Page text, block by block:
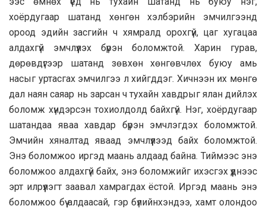
хоёрдугаар шатанд хөнгөн хэлбэрийн эмчилгээнд
ороод эдийн засгийн ч хямралд орохгүй, цаг хугацаа
алдахгүй эмчлүүлэх бүрэн боломжтой. Харин гурав,
дөрөвдүгээр шатанд зөвхөн хөнгөвчлөх буюу амь
насыг уртасгах эмчилгээ л хийгддэг. Хичнээн их мөнгө
дал наян саяар нь зарсан ч тухайн хавдрыг ялан дийлэх
боломж хүндэрсэн тохиолдолд байхгүй. Нэг, хоёрдугаар
шатандаа яваа хавдар бүрэн эмчлэгдэх боломжтой.
Эмчийн хяналтад яваад эмчлүүлээд байх боломжтой.
Энэ боломжоо иргэд маань алдаад байна. Тиймээс энэ
боломжоо алдахгүй байх, энэ боломжийг ихэсгэх үүднээс
эрт илрүүлэгт заавал хамрагдах ёстой. Иргэд маань энэ
боломжоо бүү алдаасай, гэр бүлийнхэндээ, хамт олондоо